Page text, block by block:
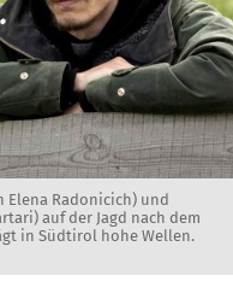
Elena Radonicich) und
auf der Jagd nach dem
in Südtirol hohe Wellen.